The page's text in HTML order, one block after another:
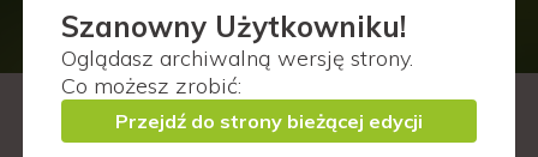
D
Szanowny Użytkowniku!
Oglądasz archiwalną wersję strony.
Co możesz zrobić:
Przejdź do strony bieżącej edycji